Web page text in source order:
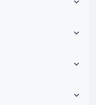
un alto
de funcionamiento
repuesto son